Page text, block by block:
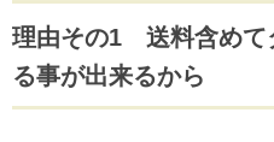
理由その1 送料含めて
る事が出来るから